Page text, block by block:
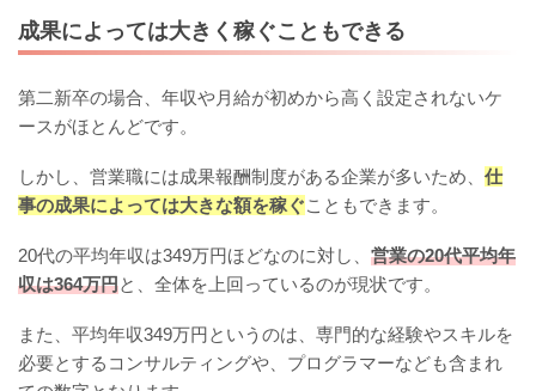
成果によっては大きく稼ぐこともできる
第二新卒の場合、年収や月給が初めから高く設定されないケ
ースがほとんどです。
しかし、営業職には成果報酬制度がある企業が多いため、 仕
事の成果によっては大きな額を稼ぐこともできます。
20代の平均年収は349万円ほどなのに対し、 営業の20代平均年
収は364万円と、全体を上回っているのが現状です。
また、平均年収349万円というのは、専門的な経験やスキルを
必要とするコンサルティングや、プログラマーなども含まれ